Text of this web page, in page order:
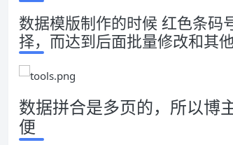
数据模版制作的时候 红色条码
择，而达到后面批量修改和其
数据拼合是多页的，所以博
便